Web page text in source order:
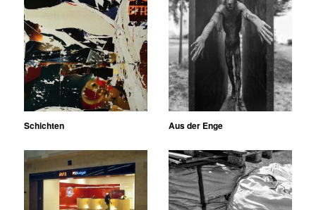
Schichten Aus der Enge